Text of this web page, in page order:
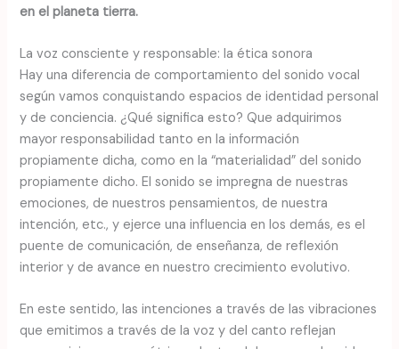
en el planeta tierra.
La voz consciente y responsable: la ética sonora
Hay una diferencia de comportamiento del sonido vocal
según vamos conquistando espacios de identidad personal
y de conciencia. ¿Qué significa esto? Que adquirimos
mayor responsabilidad tanto en la información
propiamente dicha, como en la “materialidad” del sonido
propiamente dicho. El sonido se impregna de nuestras
emociones, de nuestros pensamientos, de nuestra
intención, etc., y ejerce una influencia en los demás, es el
puente de comunicación, de enseñanza, de reflexión
interior y de avance en nuestro crecimiento evolutivo.
En este sentido, las intenciones a través de las vibraciones
que emitimos a través de la voz y del canto reflejan